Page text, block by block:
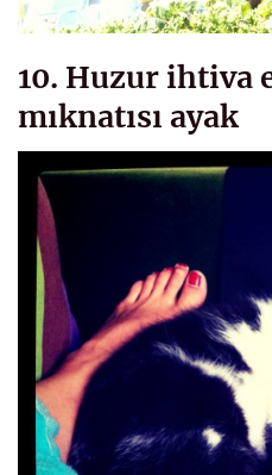
10. Huzur ihtiva
mıknatısı ayak